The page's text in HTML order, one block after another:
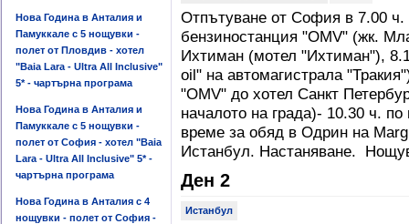
Нова Година в Анталия и
Памуккале с 5 нощувки -
полет от Пловдив - хотел
"Baia Lara - Ultra All Inclusive"
5* - чартърна програма
Нова Година в Анталия и
Памуккале с 5 нощувки -
полет от София - хотел "Baia
Lara - Ultra All Inclusive" 5* -
чартърна програма
Нова Година в Анталия с 4
нощувки - полет от София -
Отпътуване от София в 7.00 ч.
бензиностанция "OMV" (жк.
Ихтиман (мотел "Ихтиман"),
oil" на автомагистрала
"OMV" до хотел Санкт
началото на града)- 10.30 ч.
време за обяд в Одрин на
Истанбул. Настаняване.
Ден 2
Истанбул